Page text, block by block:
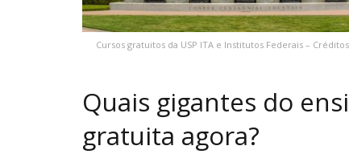
Cursos gratuitos da USP ITA e Institutos Federais –
Quais gigantes do
gratuita agora?